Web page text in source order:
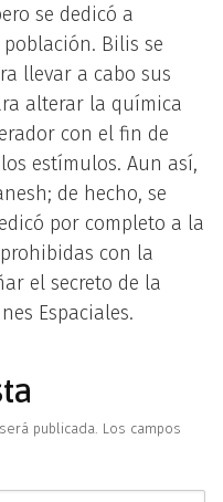
se dedicó a
Bilis se
llevar a cabo sus
alterar la química
con el fin de
estímulos. Aun así,
de hecho, se
por completo a la
con la
el secreto de la
Espaciales.
publicada. Los campos